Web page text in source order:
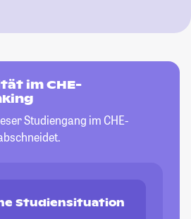
im CHE-
Studiengang im CHE-
Studiensituation